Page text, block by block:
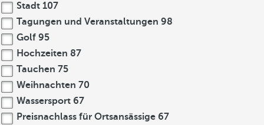
Stadt 107
Tagungen und Veranstaltungen 98
Golf 95
Hochzeiten 87
Tauchen 75
Weihnachten 70
Wassersport 67
Preisnachlass für Ortsansässige 67